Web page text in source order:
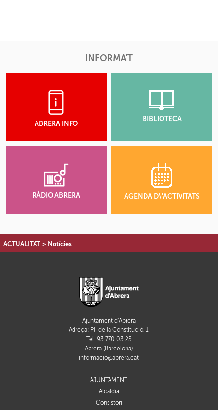
INFORMA'T
ABRERA INFO
BIBLIOTECA
RÀDIO ABRERA AGENDA D\'ACTIVITATS
ACTUALITAT > Notícies
Ajuntament d'Abrera
Adreça: Pl. de la Constitució, 1
Tel. 93 770 03 25
Abrera (Barcelona)
informacio@abrera.cat
AJUNTAMENT
Alcaldia
Consistori